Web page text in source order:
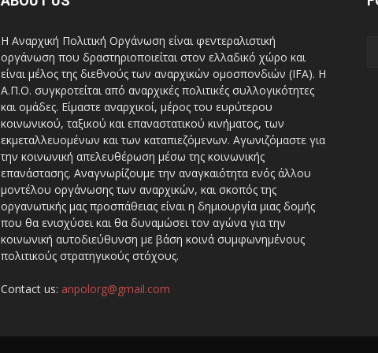
Η Αναρχική Πολιτική Οργάνωση είναι φεντεραλιστική
οργάνωση που δραστηριοποιείται στον ελλαδικό χώρο και
είναι μέλος της διεθνούς των αναρχικών ομοσπονδιών (IFA). H
A.Π.Ο. συγκροτείται από αναρχικές πολιτικές συλλογικότητες
και ομάδες. Είμαστε αναρχικοί, μέρος του ευρύτερου
κοινωνικού, ταξικού και επαναστατικού κινήματος, των
εκμεταλλευομένων και των καταπιεζόμενων. Αγωνιζόμαστε για
την κοινωνική απελευθέρωση μέσω της κοινωνικής
επανάστασης. Αναγνωρίζουμε την αναγκαιότητα ενός άλλου
μοντέλου οργάνωσης των αναρχικών, και σκοπός της
οργανωτικής μας προσπάθειας είναι η δημιουργία μιας δομής
που θα ενισχύσει και θα δυναμώσει τον αγώνα για την
κοινωνική αυτοδιεύθυνση με βάση κοινά συμφωνημένους
πολιτικούς στρατηγικούς στόχους.
Contact us: anpolorg@gmail.com